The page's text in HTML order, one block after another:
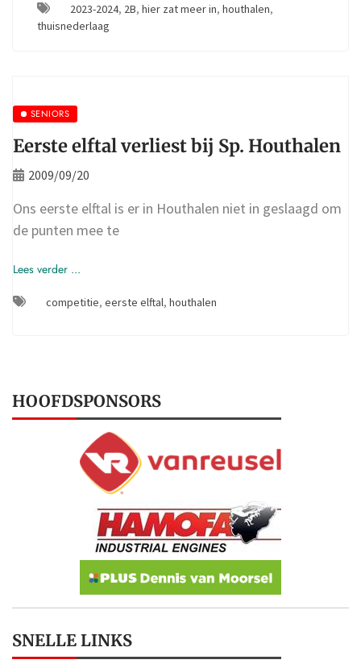
2023-2024, 2B, hier zat meer in, houthalen,
thuisnederlaag
SENIORS
Eerste elftal verliest bij Sp. Houthalen
2009/09/20
Ons eerste elftal is er in Houthalen niet in geslaagd om
de punten mee te
Lees verder ...
competitie, eerste elftal, houthalen
HOOFDSPONSORS
SNELLE LINKS